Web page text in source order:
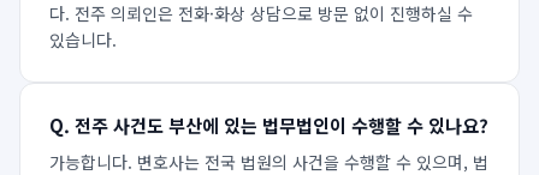
다. 전주 의뢰인은 전화·화상 상담으로 방문 없이 진행하실 수
있습니다.
Q. 전주 사건도 부산에 있는 법무법인이 수행할 수 있나요?
가능합니다. 변호사는 전국 법원의 사건을 수행할 수 있으며, 법